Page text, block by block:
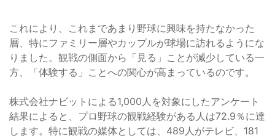
これにより、これまであまり野球に興味を持たなかった
層、特にファミリー層やカップルが球場に訪れるようにな
りました。観戦の側面から「見る」ことが減少している一
方、「体験する」ことへの関心が高まっているのです。
株式会社ナビットによる1,000人を対象にしたアンケート
結果によると、プロ野球の観戦経験がある人は72.9％に達
します。特に観戦の媒体としては、489人がテレビ、181